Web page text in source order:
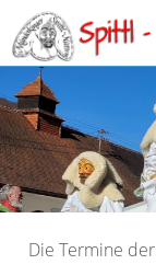
Die Termine